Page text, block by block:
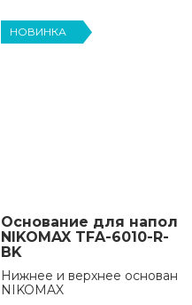
НОВИНКА
Основание для
NIKOMAX TFA-6010-R-
BK
Нижнее и верхнее
NIKOMAX